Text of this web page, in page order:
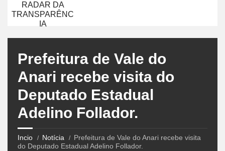
RADAR DA
TRANSPARÊNC
IA
Prefeitura de Vale do
Anari recebe visita do
Deputado Estadual
Adelino Follador.
Incio Notícia
Prefeitura de Vale do Anari recebe visita
do Deputado Estadual Adelino Follador.